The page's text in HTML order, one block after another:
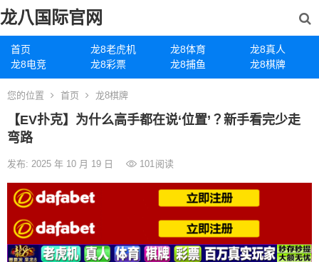
龙八国际官网
首页 龙8老虎机 龙8体育
龙8真人
龙8电竞
龙8彩票 龙8捕鱼 龙8棋牌
您的位置 首页 龙8棋牌
【EV扑克】为什么高手都在说‘位置’？新手看完少走
弯路
发布: 2025 年 10 月 19 日 101阅读